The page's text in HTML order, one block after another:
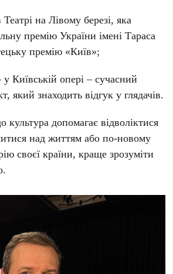
Театрі на Лівому березі, яка
премію України імені Тараса
премію «Київ»;
уКиївській опері– сучасний
який знаходить відгук у глядачів.
культура допомагає відволіктися
над життям або по-новому
своєї країни, краще зрозуміти